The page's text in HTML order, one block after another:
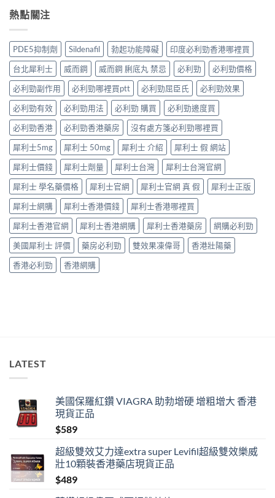
真
相，
孕
男
性
必
讀〉
中
實
體
醫
學
真
相
大
公
開〉
中
印
20〉
中
作
凍
威
嘅
速
效
話
術
要
打
折
讀〉
中
士
5mg
食
先
有
效？
冇
效
嘅
原
因
逐
個
捉
——
藥
師：
九
成
「冇
效」
投
訴，
其
實
掂〉
熱點關注
PDE5抑制劑 Sildenafil 勃起功能障礙
印度必利勁香港哪裡買
台北犀利士
威而鋼 威而鋼 脷底丸 禁忌 必利勁
必利勁價格
必利勁副作用
必利勁哪裡買ptt 必利勁屈臣氏
必利勁效果
必利勁有效
必利勁用法 必利勁 購買
必利勁邊度買
必利勁香港
必利勁香港藥房
沒有處方箋必利勁哪裡買
犀利士5mg
犀利士 50mg 犀利士 介紹
犀利士 假 網站
犀利士價錢
犀利士劑量 犀利士台灣
犀利士台灣官網
犀利士 學名藥價格
犀利士官網 犀利士官網 真 假
犀利士正版
犀利士網購
犀利士香港價錢
犀利士香港哪裡買
犀利士香港官網
犀利士香港網購 犀利士香港藥房
網購必利勁
美國犀利士 評價
藥房必利勁 雙效果凍偉哥
香港壯陽藥
香港必利勁
香港網購
LATEST
美國保羅紅鑽 VIAGRA 助勃增硬 增粗增大 香港
現貨正品
$589
超級雙效艾力達extra super Levifil超級雙效樂威
壯10顆裝香港藥店現貨正品
$489